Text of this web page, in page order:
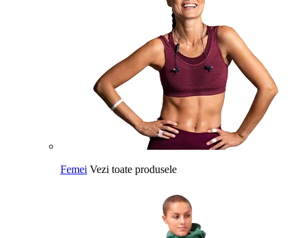
Femei Vezi toate produsele